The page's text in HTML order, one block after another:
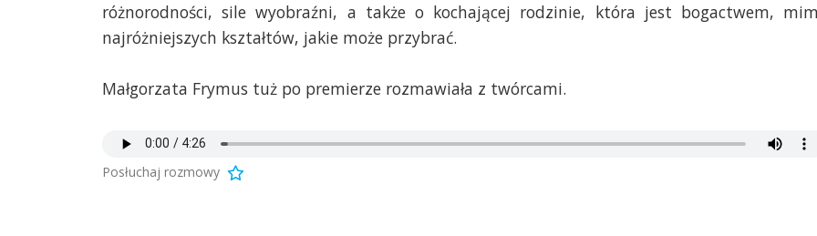
różnorodności, sile wyobraźni, a także o kochającej rodzinie, która jest bogactwem,
najróżniejszych kształtów, jakie może przybrać.
Małgorzata Frymus tuż po premierze rozmawiała z twórcami.
Posłuchaj rozmowy